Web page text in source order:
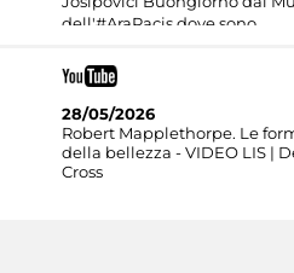
dell'#AraPacis dove sono
28/05/2026
Robert Mapplethorpe. Le
della bellezza - VIDEO LIS |
Cross